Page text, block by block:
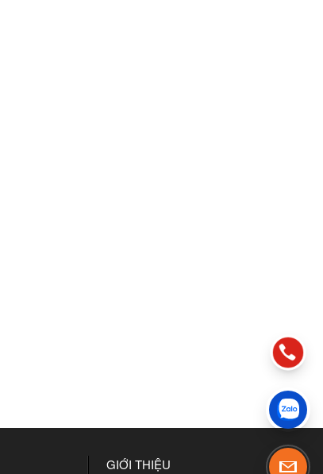
GIỚI THIỆU